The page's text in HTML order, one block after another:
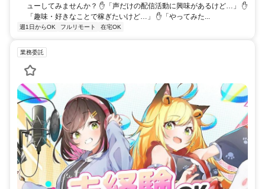
ューしてみませんか？ ✋「声だけの配信活動に興味があるけど…」 ✋
「趣味・好きなことで稼ぎたいけど…」 ✋「やってみた...
週1日からOK フルリモート 在宅OK
業務委託